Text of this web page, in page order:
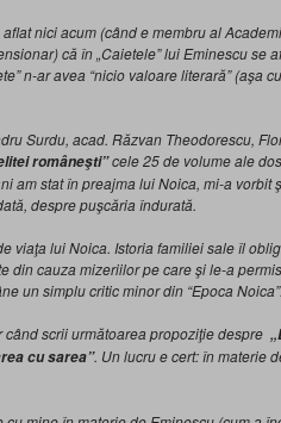
nici acum (când e membru al
că în „Caietele” lui Eminescu se
n-ar avea “nicio valoare literară” (aşa
Surdu, acad. Răzvan Theodorescu,
româneşti”cele 25 de volume ale
am stat în preajma lui Noica, mi-a vorbit
despre puşcăria îndurată.
viaţa lui Noica. Istoria familiei sale îl
din cauza mizeriilor pe care şi le-a
un simplu critic minor din “Epoca
scrii următoarea propoziţie despre
cu sarea”. Un lucru e cert: în materie